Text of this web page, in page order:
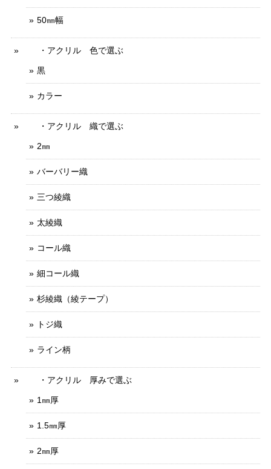
50㎜幅
・アクリル 色で選ぶ
黒
カラー
・アクリル 織で選ぶ
2㎜
バーバリー織
三つ綾織
太綾織
コール織
細コール織
杉綾織（綾テープ）
トジ織
ライン柄
・アクリル 厚みで選ぶ
1㎜厚
1.5㎜厚
2㎜厚